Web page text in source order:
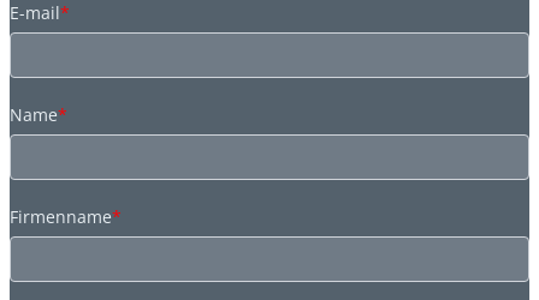
E-mail*
Name*
Firmenname*